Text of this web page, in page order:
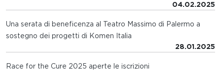
04.02.2025
Una serata di beneficenza al Teatro Massimo di Palermo a
sostegno dei progetti di Komen Italia
28.01.2025
Race for the Cure 2025 aperte le iscrizioni